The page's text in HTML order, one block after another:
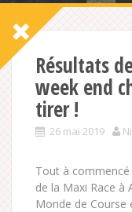
Résultats
week end
tirer !
26 mai 2019
Tout à commencé
de la Maxi Race à
Monde de